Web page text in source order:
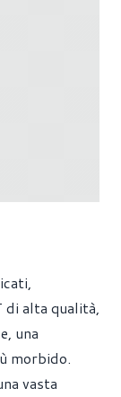
di alta qualità,
una
morbido.
vasta